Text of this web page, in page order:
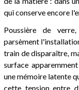
qui conserve encore
Poussière de
parsèment
train de disparaître,
surface
une mémoire latente
cette tension entre